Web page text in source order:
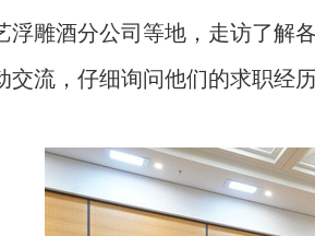
浮雕酒分公司等地，走访了解
交流，仔细询问他们的求职经